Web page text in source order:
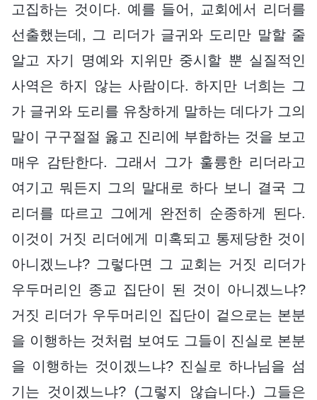
고집하는 것이다. 예를 들어, 교회에서 리더를
선출했는데, 그 리더가 글귀와 도리만 말할 줄
알고 자기 명예와 지위만 중시할 뿐 실질적인
사역은 하지 않는 사람이다. 하지만 너희는 그
가 글귀와 도리를 유창하게 말하는 데다가 그의
말이 구구절절 옳고 진리에 부합하는 것을 보고
매우 감탄한다. 그래서 그가 훌륭한 리더라고
여기고 뭐든지 그의 말대로 하다 보니 결국 그
리더를 따르고 그에게 완전히 순종하게 된다.
이것이 거짓 리더에게 미혹되고 통제당한 것이
아니겠느냐? 그렇다면 그 교회는 거짓 리더가
우두머리인 종교 집단이 된 것이 아니겠느냐?
거짓 리더가 우두머리인 집단이 겉으로는 본분
을 이행하는 것처럼 보여도 그들이 진실로 본분
을 이행하는 것이겠느냐? 진실로 하나님을 섬
기는 것이겠느냐? (그렇지 않습니다.) 그들은